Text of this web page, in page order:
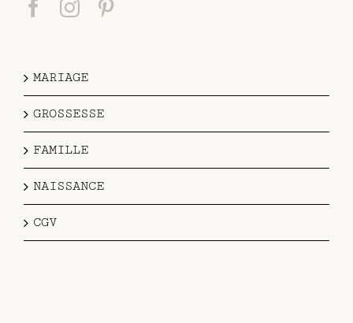
MARIAGE
GROSSESSE
FAMILLE
NAISSANCE
CGV